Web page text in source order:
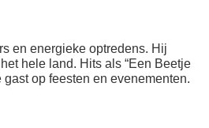
en energieke optredens. Hij
hele land. Hits als “Een Beetje
gast op feesten en evenementen.